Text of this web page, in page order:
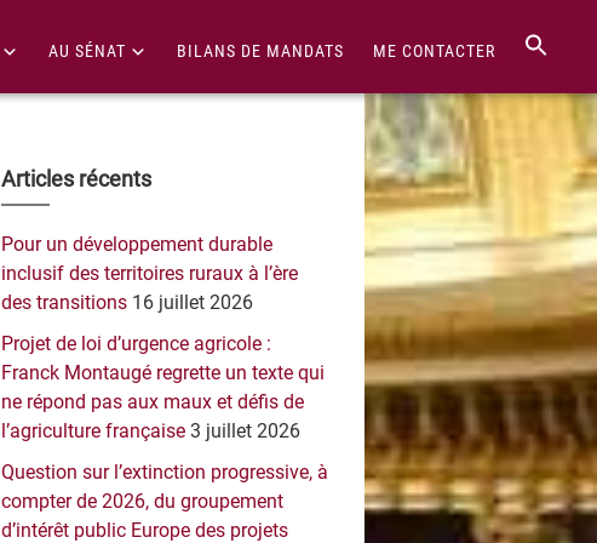
AU SÉNAT BILANS DE MANDATS ME CONTACTER
Barre
latérale
principale
Articles récents
Pour un développement durable
inclusif des territoires ruraux à l’ère
des transitions 16 juillet 2026
Projet de loi d’urgence agricole :
Franck Montaugé regrette un texte qui
ne répond pas aux maux et défis de
l’agriculture française 3 juillet 2026
Question sur l’extinction progressive, à
compter de 2026, du groupement
d’intérêt public Europe des projets